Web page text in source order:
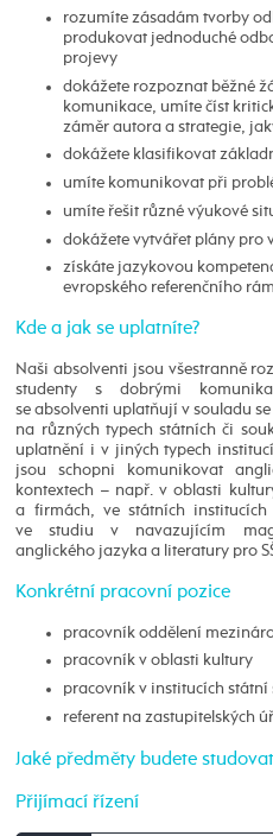
rozumíte zásadám tvorby
produkovat jednoduché
projevy
dokážete rozpoznat běžné
komunikace, umíte číst
záměr autora a strategie,
dokážete klasifikovat
umíte komunikovat při
umíte řešit různé výukové
dokážete vytvářet plány pro
získáte jazykovou
evropského referenčního
Kde a jak se uplatníte?
Naši absolventi jsou všestranně
studenty s dobrými
se absolventi uplatňují v souladu
na různých typech státních či
uplatnění i v jiných typech
jsou schopni komunikovat
kontextech – např. v oblasti
a firmách, ve státních
ve studiu v navazujícím
anglického jazyka a literatury pro
Konkrétní pracovní pozice
pracovník oddělení
pracovník v oblasti kultury
pracovník v institucích státní
referent na zastupitelských
Jaké předměty budete
Přijímací řízení